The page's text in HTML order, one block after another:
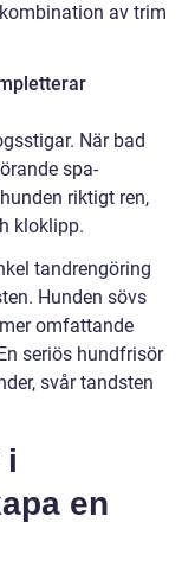
av trim
När bad
spa-
riktigt ren,
kloklipp.
tandrengöring
Hunden sövs
omfattande
seriös hundfrisör
svår tandsten
i
en